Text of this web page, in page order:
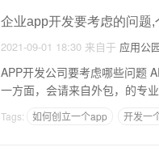
企业app开发要考虑的问题
2021-09-01 18:30 来自于 应用公
APP开发公司要考虑哪些问题
一方面，会请来自外包，的专
Tags: 如何创立一个app 开发一